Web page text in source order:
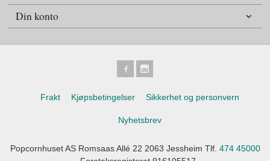
Din konto
Frakt Kjøpsbetingelser Sikkerhet og personvern
Nyhetsbrev
Popcornhuset AS Romsaas Allé 22 2063 Jessheim Tlf. 474 45000